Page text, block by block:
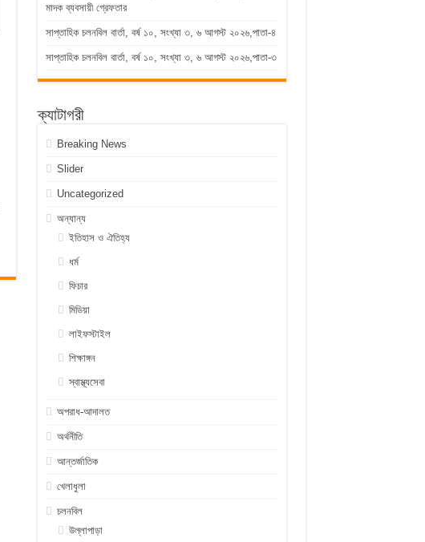
মাদক ব্যবসায়ী গ্রেফতার
সাপ্তাহিক চলনবিল বার্তা, বর্ষ ১০, সংখ্যা ৩, ৬ আগস্ট ২০২৬,পাতা-৪
সাপ্তাহিক চলনবিল বার্তা, বর্ষ ১০, সংখ্যা ৩, ৬ আগস্ট ২০২৬,পাতা-৩
ক্যাটাগরী
Breaking News
Slider
Uncategorized
অন্যান্য
ইতিহাস ও ঐতিহ্য
ধর্ম
ফিচার
মিডিয়া
লাইফস্টাইল
শিক্ষাঙ্গন
স্বাস্থ্যসেবা
অপরাধ-আদালত
অর্থনীতি
আন্তর্জাতিক
খেলাধুলা
চলনবিল
উল্লাপাড়া